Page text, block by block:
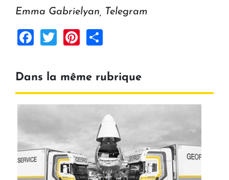
Emma Gabrielyan, Telegram
Facebook
TwitterPinterest
Dans la même rubrique